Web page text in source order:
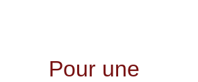
Pour une